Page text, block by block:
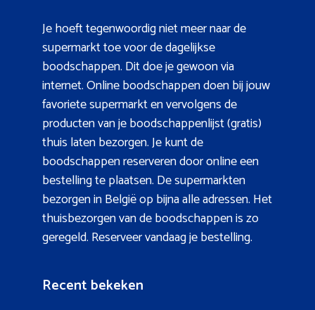
Je hoeft tegenwoordig niet meer naar de
supermarkt toe voor de dagelijkse
boodschappen. Dit doe je gewoon via
internet. Online boodschappen doen bij jouw
favoriete supermarkt en vervolgens de
producten van je boodschappenlijst (gratis)
thuis laten bezorgen. Je kunt de
boodschappen reserveren door online een
bestelling te plaatsen. De supermarkten
bezorgen in België op bijna alle adressen. Het
thuisbezorgen van de boodschappen is zo
geregeld. Reserveer vandaag je bestelling.
Recent bekeken